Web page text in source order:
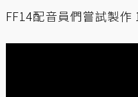
FF14配音員們嘗試製作